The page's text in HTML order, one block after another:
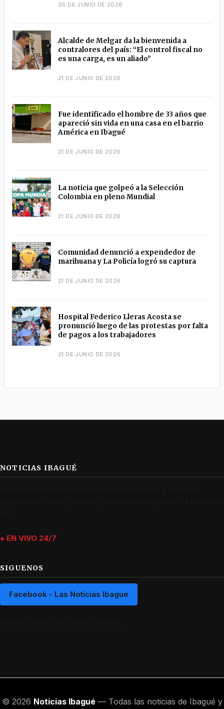
26 DE JUNIO DE 2026
Alcalde de Melgar da la bienvenida a
contralores del país: “El control fiscal no
es una carga, es un aliado”
21 DE JUNIO DE 2026
Fue identificado el hombre de 33 años que
apareció sin vida en una casa en el barrio
América en Ibagué
21 DE JUNIO DE 2026
La noticia que golpeó a la Selección
Colombia en pleno Mundial
21 DE JUNIO DE 2026
Comunidad denunció a expendedor de
marihuana y La Policía logró su captura
21 DE JUNIO DE 2026
Hospital Federico Lleras Acosta se
pronunció luego de las protestas por falta
de pagos a los trabajadores
21 DE JUNIO DE 2026
NOTICIAS IBAGUÉ
● EN VIVO 24/7
SIGUENOS
Facebook - Las Noticias Ibague
© 2026 Noticias Ibagué— Todas las noticias de Ibagué y